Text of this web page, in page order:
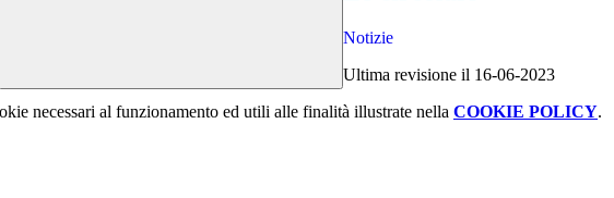
Notizie
Ultima revisione il 16-06-2023
necessari al funzionamento ed utili alle finalità illustrate nella COOKIE POLICY.